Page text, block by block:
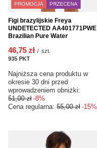
PROMOCJA PRZECENA
Figi brazylijskie Freya
UNDETECTED AA401771PWE
Brazilian Pure Water
46,75 zł / szt.
935 PKT
Najniższa cena produktu w
okresie 30 dni przed
wprowadzeniem obniżki:
51,00 zł -8%
Cena regularna: 55,00 zł -15%